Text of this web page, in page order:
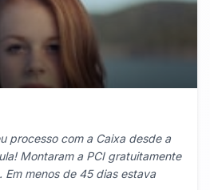
processo com a Caixa desde a
Montaram a PCI gratuitamente
Em menos de 45 dias estava